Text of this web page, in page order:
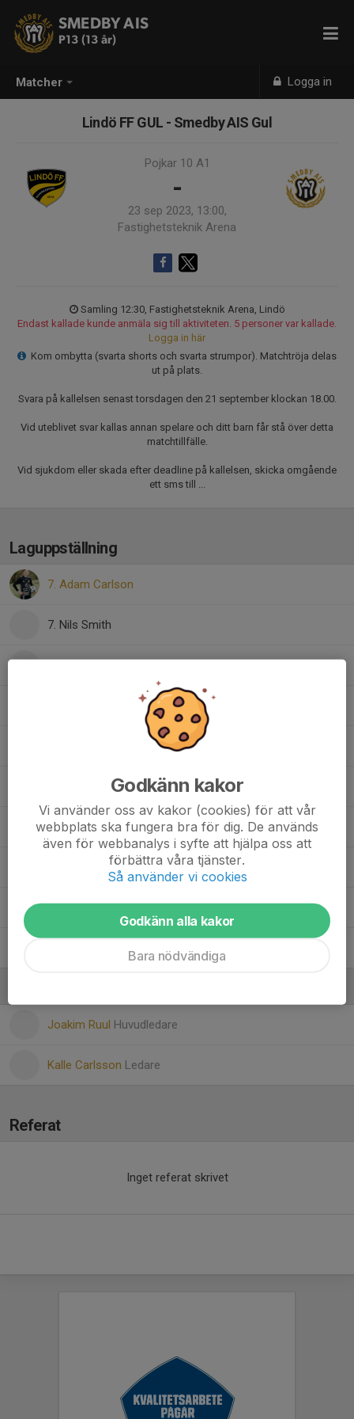
Matcher Logga in
SMEDBY AIS
P13 (13 år)
Lindö FF GUL - Smedby AIS Gul
Pojkar 10 A1
-
23 sep 2023, 13:00,
Fastighetsteknik Arena
Samling 12:30, Fastighetsteknik Arena, Lindö
Endast kallade kunde anmäla sig till aktiviteten. 5 personer var kallade.
Logga in här
Kom ombytta (svarta shorts och svarta strumpor). Matchtröja delas
ut på plats.
Svara på kallelsen senast torsdagen den 21 september klockan 18.00.
Vid uteblivet svar kallas annan spelare och ditt barn får stå över detta
matchtillfälle.
Vid sjukdom eller skada efter deadline på kallelsen, skicka omgående
ett sms till ...
Laguppställning
7. Adam Carlson
7. Nils Smith
10. Hugo Almquist-Karlsson
29. Leia Lindvall
31. Hannes Markskog
33. Abdijibar Sultan
Charles Roos
Holger Sydhammar
Joakim Ruul Huvudledare
Kalle Carlsson Ledare
Referat
Inget referat skrivet
Godkänn kakor
Vi använder oss av kakor (cookies) för att vår
webbplats ska fungera bra för dig. De används
även för webbanalys i syfte att hjälpa oss att
förbättra våra tjänster.
Så använder vi cookies
Godkänn alla kakor
Bara nödvändiga